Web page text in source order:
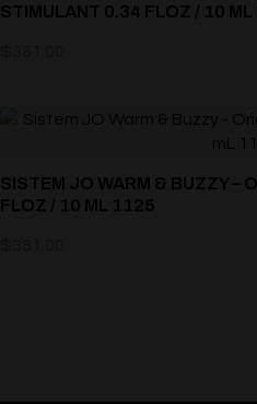
STIMULANT 0.34 FLOZ / 10
SISTEM JO WARM & BUZZY –
FLOZ / 10 ML 1125